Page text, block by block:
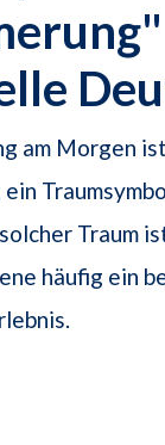
am Morgen
Traum
häufig ein